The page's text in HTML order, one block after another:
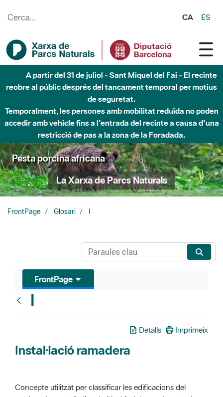
CA ES
A partir del 31 de juliol - Sant Miquel del Fai - El recinte
reobre al públic després del tancament temporal per motius
de seguretat.
Temporalment, les persones amb mobilitat reduïda no poden
accedir amb vehicle fins a l'entrada del recinte a causa d'una
restricció de pas a la zona de la Foradada.
Pesta porcina africana
La Xarxa de Parcs Naturals
FrontPage Glosari
FrontPage
I
Detalls Imprimeix
Instal·lació ramadera
Concepte utilitzat per classificar les edificacions del